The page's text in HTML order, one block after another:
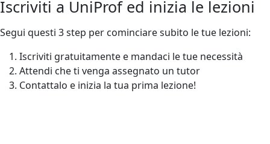
Iscriviti a UniProf ed inizia le lezioni
Segui questi 3 step per cominciare subito le tue lezioni:
Iscriviti gratuitamente e mandaci le tue necessità
Attendi che ti venga assegnato un tutor
Contattalo e inizia la tua prima lezione!